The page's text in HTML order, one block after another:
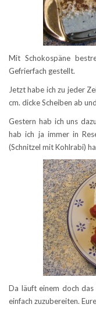
Mit Schokospäne
Gefrierfach gestellt.
Jetzt habe ich zu jeder
cm. dicke Scheiben ab
Gestern hab ich uns
hab ich ja immer in
(Schnitzel mit Kohlrabi)
Da läuft einem doch das
einfach zuzubereiten.